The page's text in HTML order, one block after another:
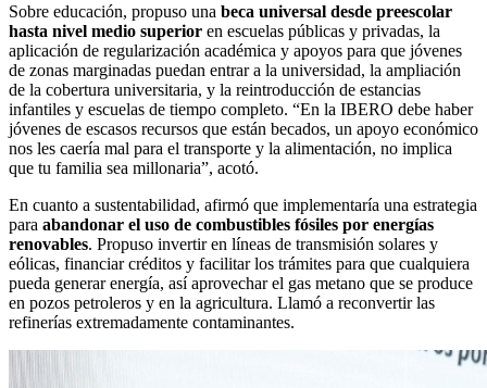
Sobre educación, propuso una beca universal desde preescolar
hasta nivel medio superior en escuelas públicas y privadas, la
aplicación de regularización académica y apoyos para que jóvenes
de zonas marginadas puedan entrar a la universidad, la ampliación
de la cobertura universitaria, y la reintroducción de estancias
infantiles y escuelas de tiempo completo. “En la IBERO debe haber
jóvenes de escasos recursos que están becados, un apoyo económico
nos les caería mal para el transporte y la alimentación, no implica
que tu familia sea millonaria”, acotó.
En cuanto a sustentabilidad, afirmó que implementaría una estrategia
para abandonar el uso de combustibles fósiles por energías
renovables. Propuso invertir en líneas de transmisión solares y
eólicas, financiar créditos y facilitar los trámites para que cualquiera
pueda generar energía, así aprovechar el gas metano que se produce
en pozos petroleros y en la agricultura. Llamó a reconvertir las
refinerías extremadamente contaminantes.